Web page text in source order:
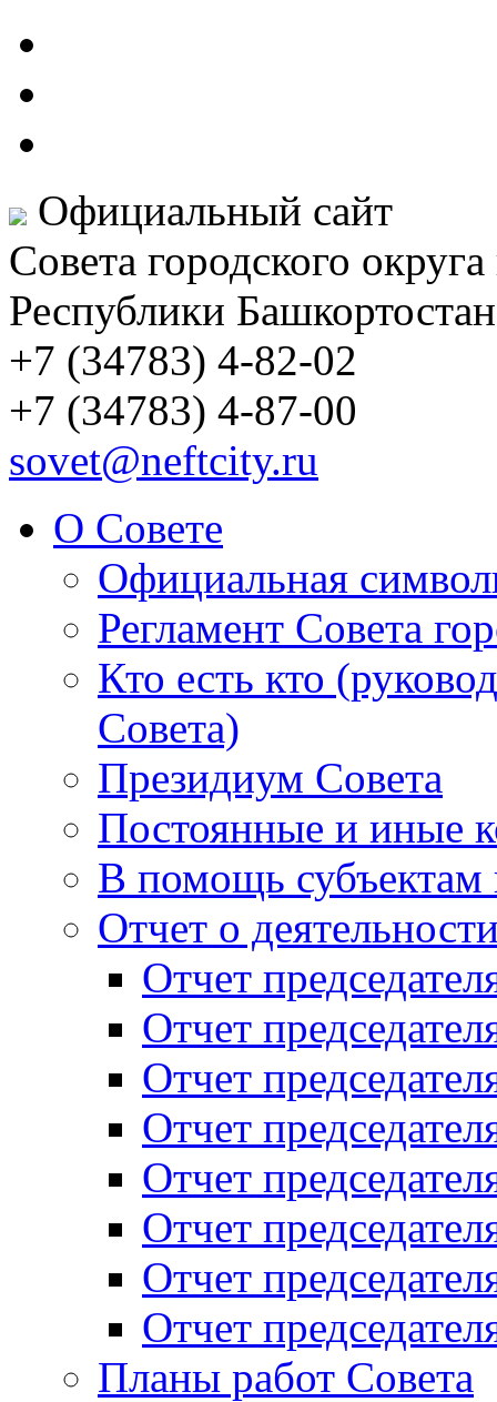
Официальный сайт
Совета городского
Республики Башкортостан
+7 (34783) 4-82-02
+7 (34783) 4-87-00
sovet@neftcity.ru
О Совете
Официальная
Регламент Совета
Кто есть кто
Совета)
Президиум Совета
Постоянные и иные
В помощь субъектам
Отчет о
Отчет
Отчет
Отчет
Отчет
Отчет
Отчет
Отчет
Отчет
Планы работ Совета